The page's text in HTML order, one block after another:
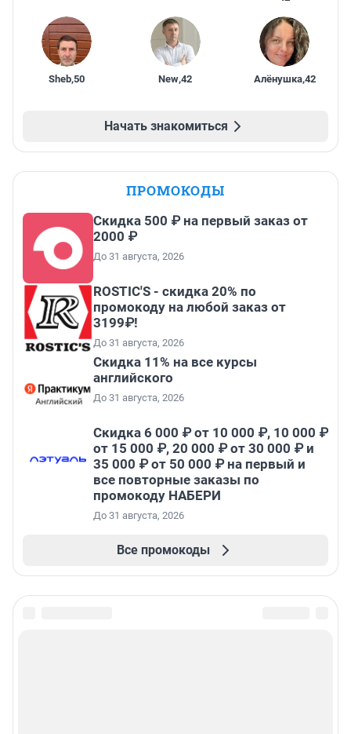
Sheb,50 New,42 Алёнушка,42
Начать знакомиться
ПРОМОКОДЫ
Скидка 500 ₽ на первый заказ от
2000 ₽
До 31 августа, 2026
ROSTIC'S - скидка 20% по
промокоду на любой заказ от
3199₽!
До 31 августа, 2026
Скидка 11% на все курсы
английского
До 31 августа, 2026
Скидка 6 000 ₽ от 10 000 ₽, 10 000 ₽
от 15 000 ₽, 20 000 ₽ от 30 000 ₽ и
35 000 ₽ от 50 000 ₽ на первый и
все повторные заказы по
промокоду НАБЕРИ
До 31 августа, 2026
Все промокоды